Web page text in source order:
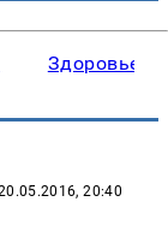
Здоровье
20:40